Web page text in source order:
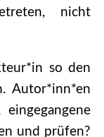
nicht
so den
Autor*inn*en
eingegangene
und prüfen?